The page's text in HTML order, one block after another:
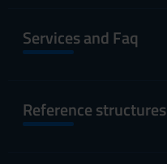
Services and Faq
Reference structures